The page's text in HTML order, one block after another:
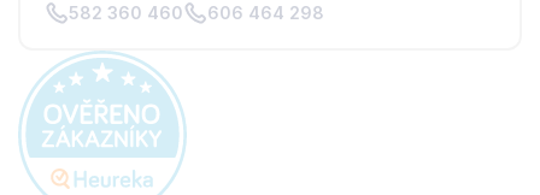
582 360 460
606 464 298